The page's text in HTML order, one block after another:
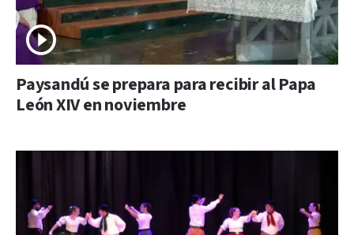
Paysandú se prepara para recibir al Papa
León XIV en noviembre